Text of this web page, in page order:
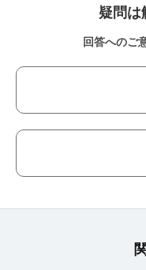
疑問は
回答へのご